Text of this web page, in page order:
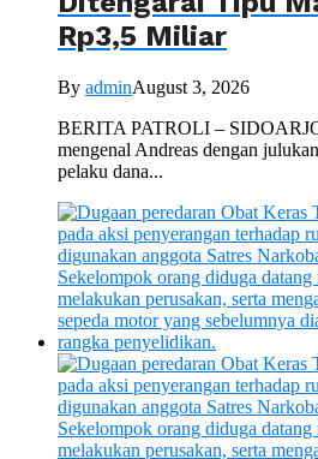
Rp3,5 Miliar
By adminAugust 3, 2026
BERITA PATROLI –
mengenal Andreas dengan
pelaku dana...